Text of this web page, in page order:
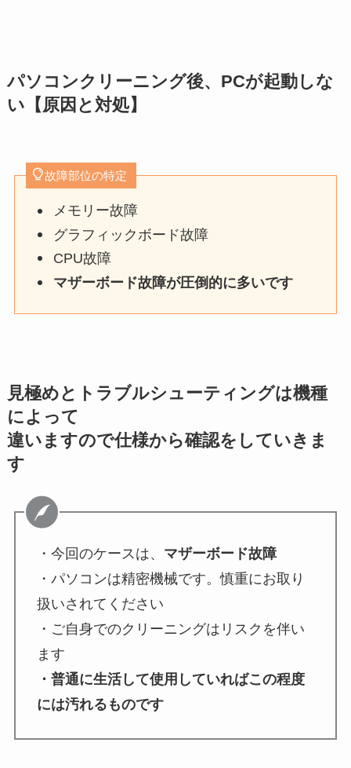
パソコンクリーニング後、PCが起動しな
い【原因と対処】
故障部位の特定
メモリー故障
グラフィックボード故障
CPU故障
マザーボード故障が圧倒的に多いです
見極めとトラブルシューティングは機種
によって
違いますので仕様から確認をしていきま
す
・今回のケースは、 マザーボード故障
・パソコンは精密機械です。慎重にお取り
扱いされてください
・ご自身でのクリーニングはリスクを伴い
ます
・普通に生活して使用していればこの程度
には汚れるものです